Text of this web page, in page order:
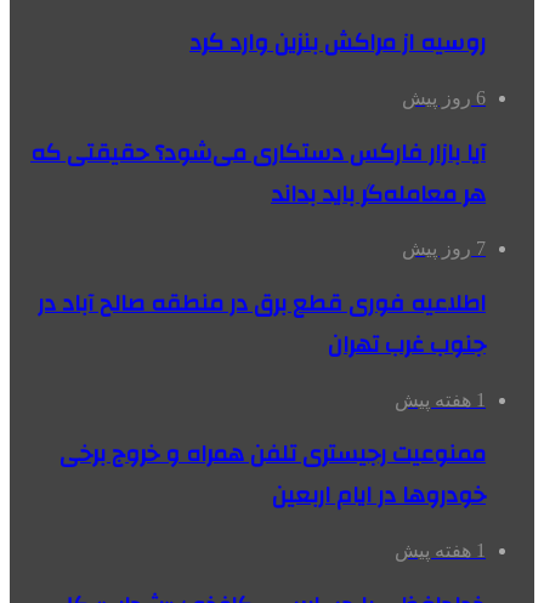
روسیه از مراکش بنزین وارد کرد
6 روز پیش
آیا بازار فارکس دستکاری می‌شود؟ حقیقتی که
هر معامله‌گر باید بداند
7 روز پیش
اطلاعیه فوری قطع برق در منطقه صالح آباد در
جنوب غرب تهران
1 هفته پیش
ممنوعیت رجیستری تلفن همراه و خروج برخی
خودروها در ایام اربعین
1 هفته پیش